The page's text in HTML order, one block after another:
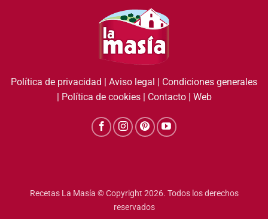
Política de privacidad Aviso legal
Condiciones generales
Política de cookies| Contacto| Web
Recetas La Masía © Copyright 2026. Todos los derechos
reservados